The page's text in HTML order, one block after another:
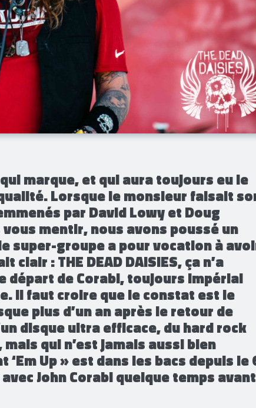
marque, et qui aura toujours eu le
Lorsque le monsieur faisait son
par David Lowy et Doug
mentir, nous avons poussé un
super-groupe a pour vocation à avoir
: THE DEAD DAISIES, ça n’a
de Corabi, toujours impérial
Il faut croire que le constat est le
plus d’un an après le retour de
disque ultra efficace, du hard rock
qui n’est jamais aussi bien
Up »​ est dans les bacs depuis le 6